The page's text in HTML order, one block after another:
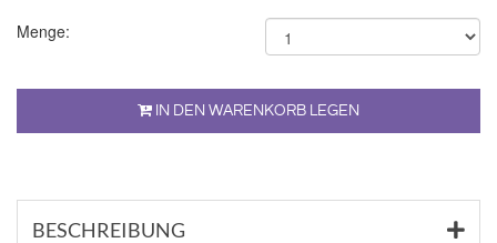
Menge:
IN DEN WARENKORB LEGEN
BESCHREIBUNG